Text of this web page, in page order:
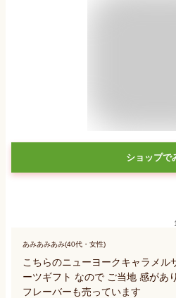
ショップで
あみあみあみ(40代・女性)
こちらのニューヨークキャラメル
ーツギフト なので ご当地 感があ
フレーバーも売っています